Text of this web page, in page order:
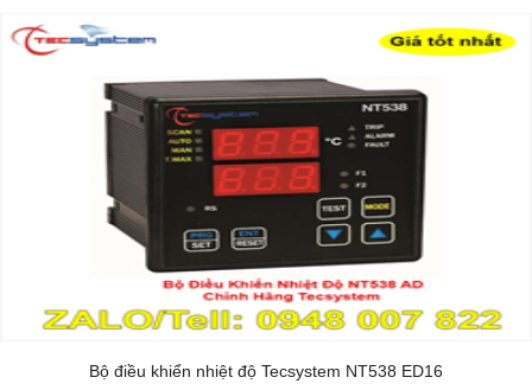
Bộ điều khiển nhiệt độ Tecsystem NT538 ED16